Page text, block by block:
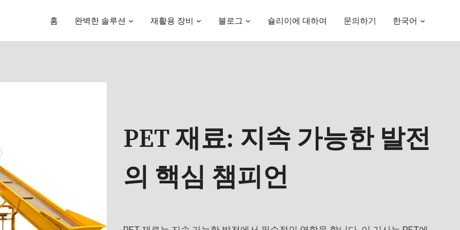
홈 완벽한 솔루션 재활용 장비 블로그 슐리이에 대하여 문의하기 한국어
PET 재료: 지속 가능한 발전
의 핵심 챔피언